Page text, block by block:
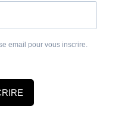
email pour vous inscrire.